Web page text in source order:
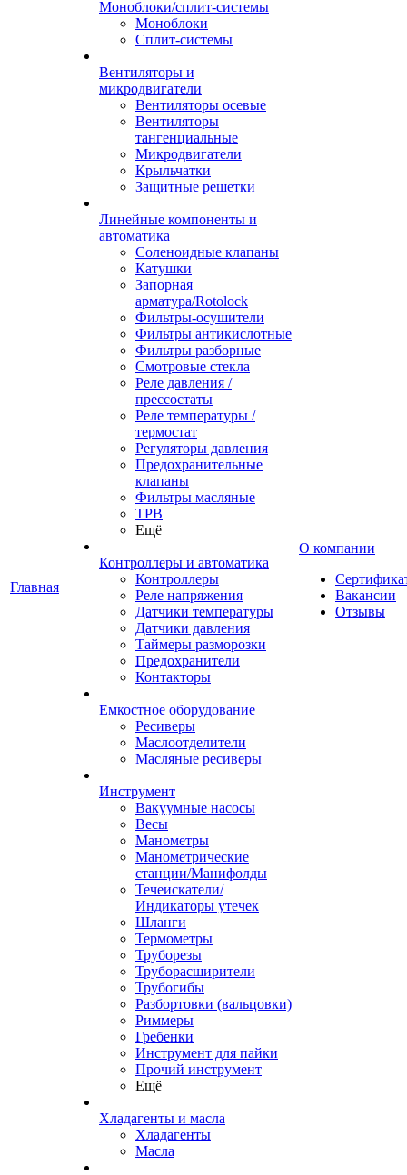
Главная
Моноблоки/сплит-системы
Моноблоки
Сплит-системы
Вентиляторы и
микродвигатели
Вентиляторы осевые
Вентиляторы
тангенциальные
Микродвигатели
Крыльчатки
Защитные решетки
Линейные компоненты и
автоматика
Соленоидные клапаны
Катушки
Запорная
арматура/Rotolock
Фильтры-осушители
Фильтры антикислотные
Фильтры разборные
Смотровые стекла
Реле давления /
прессостаты
Реле температуры /
термостат
Регуляторы давления
Предохранительные
клапаны
Фильтры масляные
ТРВ
Ещё
Контроллеры и автоматика
Контроллеры
Реле напряжения
Датчики температуры
Датчики давления
Таймеры разморозки
Предохранители
Контакторы
Емкостное оборудование
Ресиверы
Маслоотделители
Масляные ресиверы
Инструмент
Вакуумные насосы
Весы
Манометры
Манометрические
станции/Манифолды
Течеискатели/
Индикаторы утечек
Шланги
Термометры
Труборезы
Труборасширители
Трубогибы
Разбортовки (вальцовки)
Риммеры
Гребенки
Инструмент для пайки
Прочий инструмент
Ещё
Хладагенты и масла
Хладагенты
Масла
О компании
Вакансии
Отзывы